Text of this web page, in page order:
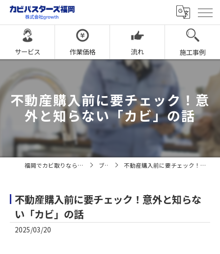
サービス 作業価格 流れ 施工事例
不動産購入前に要チェック！意
外と知らない「カビ」の話
福岡でカビ取りならカビバスターズ福岡 ブログ 不動産購入前に要チェック！意外と知らない「カビ」の話
不動産購入前に要チェック！意外と知らな
い「カビ」の話
2025/03/20